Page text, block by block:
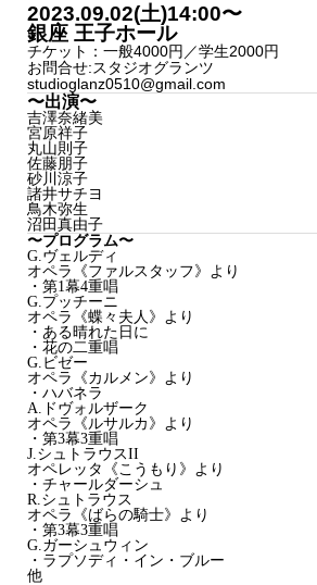
2023.09.02(土)14:00〜
銀座 王子ホール
チケット：一般4000円／学生2000円
お問合せ:スタジオグランツ
studioglanz0510@gmail.com
〜出演〜
吉澤奈緒美
宮原祥子
丸山則子
佐藤朋子
砂川涼子
諸井サチヨ
鳥木弥生
沼田真由子
〜プログラム〜
G.ヴェルディ
オペラ《ファルスタッフ》より
・第1幕4重唱
G.プッチーニ
オペラ《蝶々夫人》より
・ある晴れた日に
・花の二重唱
G.ビゼー
オペラ《カルメン》より
・ハバネラ
A.ドヴォルザーク
オペラ《ルサルカ》より
・第3幕3重唱
J.シュトラウスII
オペレッタ《こうもり》より
・チャールダーシュ
R.シュトラウス
オペラ《ばらの騎士》より
・第3幕3重唱
G.ガーシュウィン
・ラプソディ・イン・ブルー
他